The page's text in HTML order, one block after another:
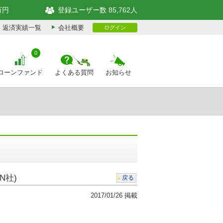
円 登録ユーザー数 85,762人
返済実績一覧 会社概要 ログイン
ーンファンド
0
よくある質問 お知らせ
社) 戻る
2017/01/26 掲載